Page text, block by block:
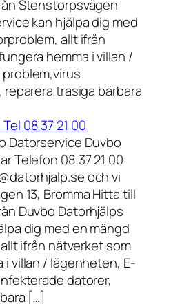
Stenstorpsvägen
kan hjälpa dig med
allt ifrån
hemma i villan /
trasiga bärbara
08 37 21 00
Datorservice Duvbo
Telefon 08 37 21 00
och vi
13, Bromma Hitta till
Duvbo Datorhjälps
dig med en mängd
ifrån nätverket som
i villan / lägenheten, E-
datorer,
[…]